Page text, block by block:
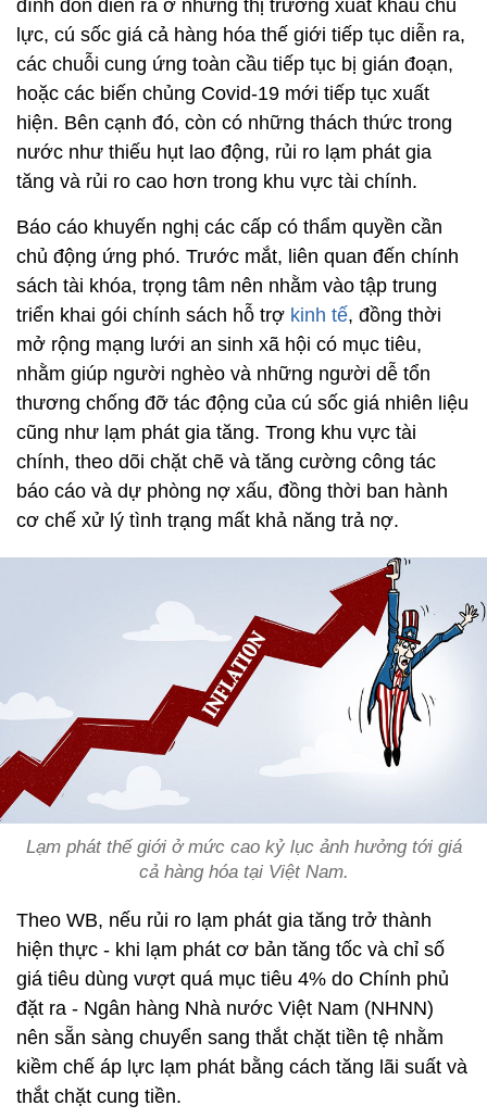
đình đốn diễn ra ở những thị trường xuất khẩu chủ
lực, cú sốc giá cả hàng hóa thế giới tiếp tục diễn ra,
các chuỗi cung ứng toàn cầu tiếp tục bị gián đoạn,
hoặc các biến chủng Covid-19 mới tiếp tục xuất
hiện. Bên cạnh đó, còn có những thách thức trong
nước như thiếu hụt lao động, rủi ro lạm phát gia
tăng và rủi ro cao hơn trong khu vực tài chính.
Báo cáo khuyến nghị các cấp có thẩm quyền cần
chủ động ứng phó. Trước mắt, liên quan đến chính
sách tài khóa, trọng tâm nên nhằm vào tập trung
triển khai gói chính sách hỗ trợ kinh tế, đồng thời
mở rộng mạng lưới an sinh xã hội có mục tiêu,
nhằm giúp người nghèo và những người dễ tổn
thương chống đỡ tác động của cú sốc giá nhiên liệu
cũng như lạm phát gia tăng. Trong khu vực tài
chính, theo dõi chặt chẽ và tăng cường công tác
báo cáo và dự phòng nợ xấu, đồng thời ban hành
cơ chế xử lý tình trạng mất khả năng trả nợ.
Lạm phát thế giới ở mức cao kỷ lục ảnh hưởng tới giá
cả hàng hóa tại Việt Nam.
Theo WB, nếu rủi ro lạm phát gia tăng trở thành
hiện thực - khi lạm phát cơ bản tăng tốc và chỉ số
giá tiêu dùng vượt quá mục tiêu 4% do Chính phủ
đặt ra - Ngân hàng Nhà nước Việt Nam (NHNN)
nên sẵn sàng chuyển sang thắt chặt tiền tệ nhằm
kiềm chế áp lực lạm phát bằng cách tăng lãi suất và
thắt chặt cung tiền.